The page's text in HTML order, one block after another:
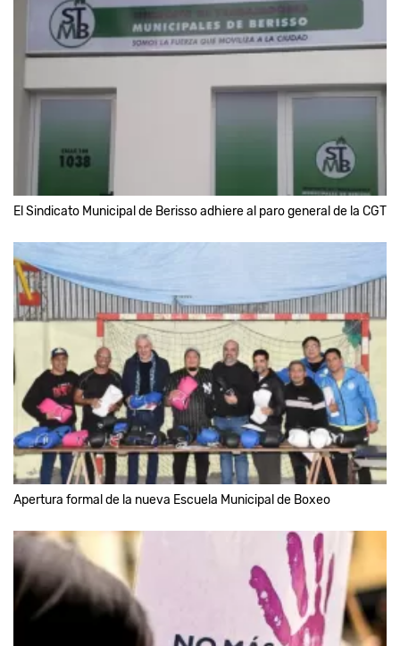
El Sindicato Municipal de Berisso adhiere al paro general de la CGT
Apertura formal de la nueva Escuela Municipal de Boxeo